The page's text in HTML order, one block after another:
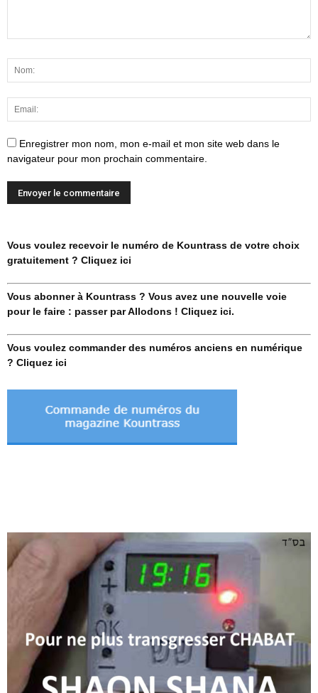
Enregistrer mon nom, mon e-mail et mon site web dans le
navigateur pour mon prochain commentaire.
Vous voulez recevoir le numéro de Kountrass de votre choix
gratuitement ? Cliquez ici
Vous abonner à Kountrass ? Vous avez une nouvelle voie
pour le faire : passer par Allodons ! Cliquez ici.
Vous voulez commander des numéros anciens en numérique
? Cliquez ici